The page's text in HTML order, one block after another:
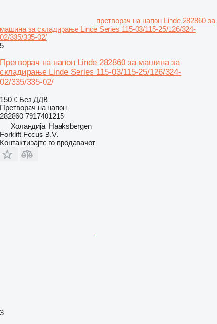
претворач на напон Linde 282860 за
машина за складирање Linde Series 115-03/115-25/126/324-
02/335/335-02/
5
Претворач на напон Linde 282860 за машина за
складирање Linde Series 115-03/115-25/126/324-
02/335/335-02/
150 € Без ДДВ
Претворач на напон
282860 7917401215
Холандија, Haaksbergen
Forklift Focus B.V.
Контактирајте го продавачот
3